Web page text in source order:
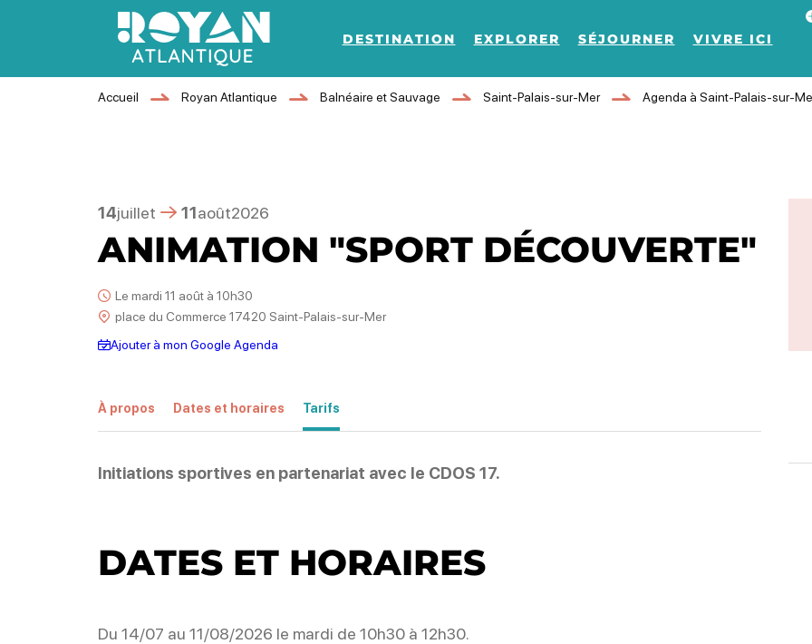
Royan Atlantique
DESTINATION EXPLORER SÉJOURNER VIVRE ICI
Accueil Royan Atlantique Balnéaire et Sauvage Saint-Palais-sur-Mer Agenda à Saint-Palais-sur-
14juillet 11août2026
ANIMATION "SPORT DÉCOUVERTE"
Le mardi 11 août à 10h30
place du Commerce 17420 Saint-Palais-sur-Mer
Ajouter à mon Google Agenda
À propos Dates et horaires Tarifs
Initiations sportives en partenariat avec le CDOS 17.
DATES ET HORAIRES
Du 14/07 au 11/08/2026 le mardi de 10h30 à 12h30.